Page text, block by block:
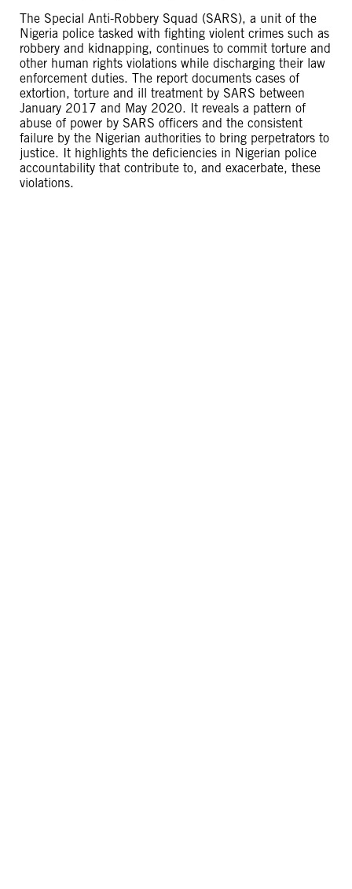
The Special Anti-Robbery Squad (SARS), a unit of the
Nigeria police tasked with fighting violent crimes such as
robbery and kidnapping, continues to commit torture and
other human rights violations while discharging their law
enforcement duties. The report documents cases of
extortion, torture and ill treatment by SARS between
January 2017 and May 2020. It reveals a pattern of
abuse of power by SARS officers and the consistent
failure by the Nigerian authorities to bring perpetrators to
justice. It highlights the deficiencies in Nigerian police
accountability that contribute to, and exacerbate, these
violations.